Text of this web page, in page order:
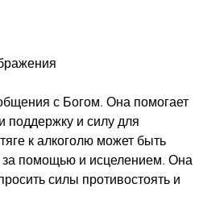
с Богом. Она помогает
поддержку и силу для
к алкоголю может быть
помощью и исцелением. Она
силы противостоять и